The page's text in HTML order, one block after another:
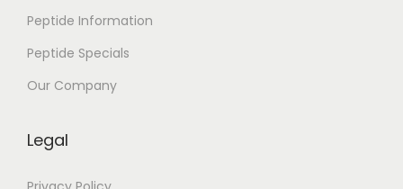
Peptide Information
Peptide Specials
Our Company
Legal